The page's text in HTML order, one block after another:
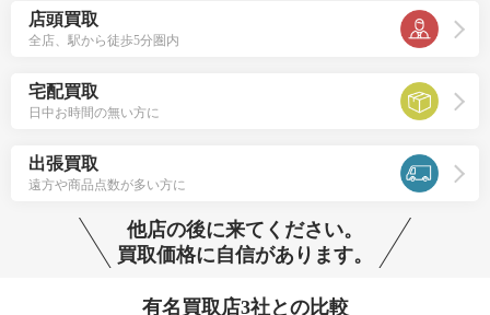
店頭買取
全店、駅から徒歩5分圏内
宅配買取
日中お時間の無い方に
出張買取
遠方や商品点数が多い方に
他店の後に来てください。
買取価格に自信があります。
有名買取店3社との比較